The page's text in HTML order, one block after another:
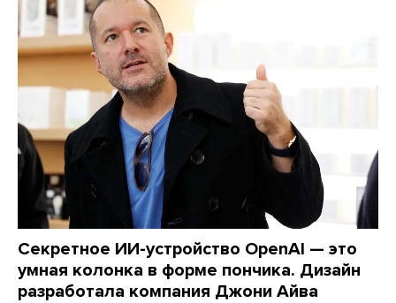
Секретное ИИ-устройство OpenAI — это
умная колонка в форме пончика. Дизайн
разработала компания Джони Айва